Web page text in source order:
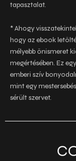
tapasztalat.
* Ahogy
hogy az ebook
mélyebb önismeret
megértésében. Ez
emberi szív
mint egy
sérült szervet.